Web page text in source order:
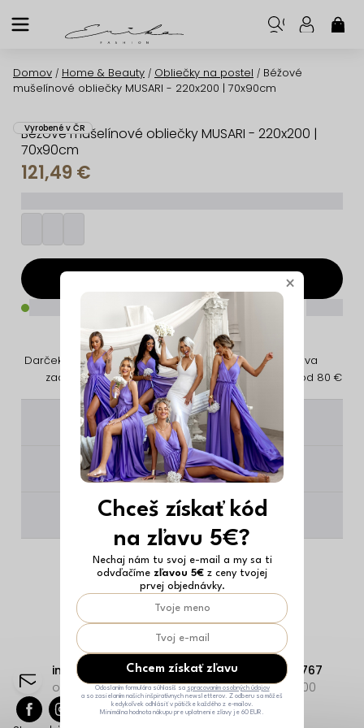
na
Domov / Home & Beauty / Obliečky na postel / Béžové
mušelínové obliečky MUSARI - 220x200 | 70x90cm
Béžové mušelínové obliečky MUSARI - 220x200 |
70x90cm
Vyrobené v ČR
121,49 €
Darček na nákup
zadarmo
Jednoduché
vrátenie
Doprava
zadarmo od 80 €
________
________
________
info @
erikafashion.sk
odpovieme čo najskôr
+421 23332 9767
Po-Pi: 8:00-18:00
×
Chceš získať kód
na zľavu 5€?
Nechaj nám tu svoj e-mail a my sa ti
odvďačíme zľavou 5€ z ceny tvojej
prvej objednávky.
Chcem získať zľavu
Odoslaním formulára súhlasíš sa spracovaním osobných údajov
a so zasielaním našich inšpiratívnych newsletterov. Z odberu sa môžeš
kedykoľvek odhlásiť v pätičke každého z e-mailov.
Minimálna hodnota nákupu pre uplatnenie zľavy je 60 EUR.